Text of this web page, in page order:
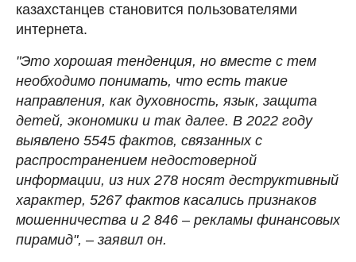
казахстанцев становится пользователями
интернета.
"Это хорошая тенденция, но вместе с тем
необходимо понимать, что есть такие
направления, как духовность, язык, защита
детей, экономики и так далее. В 2022 году
выявлено 5545 фактов, связанных с
распространением недостоверной
информации, из них 278 носят деструктивный
характер, 5267 фактов касались признаков
мошенничества и 2 846 – рекламы финансовых
пирамид", – заявил он.